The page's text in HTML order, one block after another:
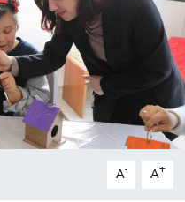
A- A+